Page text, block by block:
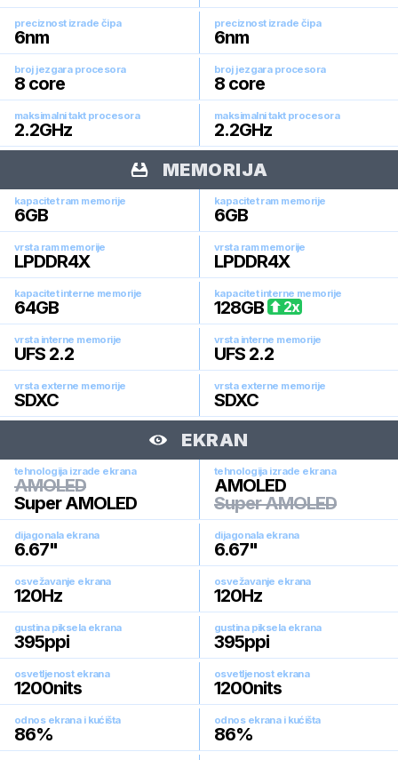
preciznost izrade čipa
6nm
preciznost izrade čipa
6nm
broj jezgara procesora
8 core
broj jezgara procesora
8 core
maksimalni takt procesora
2.2GHz
maksimalni takt procesora
2.2GHz
MEMORIJA
kapacitet ram memorije
6GB
kapacitet ram memorije
6GB
vrsta ram memorije
LPDDR4X
vrsta ram memorije
LPDDR4X
kapacitet interne memorije
64GB
kapacitet interne memorije
128GB 2x
vrsta interne memorije
UFS 2.2
vrsta interne memorije
UFS 2.2
vrsta externe memorije
SDXC
vrsta externe memorije
SDXC
EKRAN
tehnologija izrade ekrana
AMOLED
Super AMOLED
tehnologija izrade ekrana
AMOLED
Super AMOLED
dijagonala ekrana
6.67"
dijagonala ekrana
6.67"
osvežavanje ekrana
120Hz
osvežavanje ekrana
120Hz
gustina piksela ekrana
395ppi
gustina piksela ekrana
395ppi
osvetljenost ekrana
1200nits
osvetljenost ekrana
1200nits
odnos ekrana i kućišta
86%
odnos ekrana i kućišta
86%